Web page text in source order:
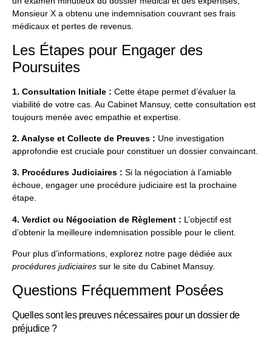
Monsieur X a obtenu une indemnisation couvrant ses frais
médicaux et pertes de revenus.
Les Étapes pour Engager des
Poursuites
1. Consultation Initiale : Cette étape permet d’évaluer la
viabilité de votre cas. Au Cabinet Mansuy, cette consultation est
toujours menée avec empathie et expertise.
2. Analyse et Collecte de Preuves : Une investigation
approfondie est cruciale pour constituer un dossier convaincant.
3. Procédures Judiciaires : Si la négociation à l’amiable
échoue, engager une procédure judiciaire est la prochaine
étape.
4. Verdict ou Négociation de Règlement : L’objectif est
d’obtenir la meilleure indemnisation possible pour le client.
Pour plus d’informations, explorez notre page dédiée aux
procédures judiciaires sur le site du Cabinet Mansuy.
Questions Fréquemment Posées
Quelles sont les preuves nécessaires pour un dossier de
préjudice ?